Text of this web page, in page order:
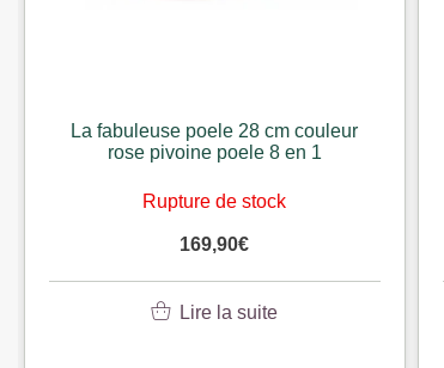
La fabuleuse poele 28 cm couleur
rouge rubis poele 8 en 1
En stock
169,90€
Ajouter au panier